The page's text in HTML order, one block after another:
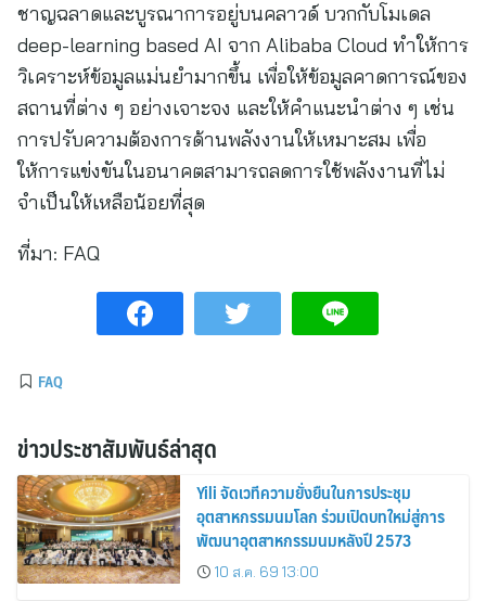
ชาญฉลาดและบูรณาการอยู่บนคลาวด์ บวกกับโมเดล
deep-learning based AI จาก Alibaba Cloud ทำให้การ
วิเคราะห์ข้อมูลแม่นยำมากขึ้น เพื่อให้ข้อมูลคาดการณ์ของ
สถานที่ต่าง ๆ อย่างเจาะจง และให้คำแนะนำต่าง ๆ เช่น
การปรับความต้องการด้านพลังงานให้เหมาะสม เพื่อ
ให้การแข่งขันในอนาคตสามารถลดการใช้พลังงานที่ไม่
จำเป็นให้เหลือน้อยที่สุด
ที่มา: FAQ
FAQ
ข่าวประชาสัมพันธ์ล่าสุด
Yili จัดเวทีความยั่งยืนในการประชุม
อุตสาหกรรมนมโลก ร่วมเปิดบทใหม่สู่การ
พัฒนาอุตสาหกรรมนมหลังปี 2573
10 ส.ค. 69 13:00